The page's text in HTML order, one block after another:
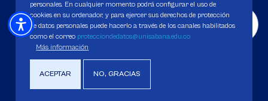
Política de Protección de datos
Derechos Pecuniarios
personales. En cualquier momento podrá configurar el uso de
cookies en su ordenador, y para ejercer sus derechos de protección
de datos personales puede hacerlo a través de los canales habilitados
como el correo protecciondedatos@unisabana.edu.co
Más información
ACEPTAR NO, GRACIAS